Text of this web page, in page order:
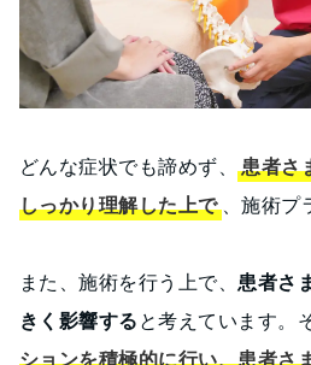
どんな症状でも諦めず、患者さ
しっかり理解した上で
、施術
また、施術を行う上で、 患者さ
きく影響する と考えています。
ションを積極的に行い、患者さ